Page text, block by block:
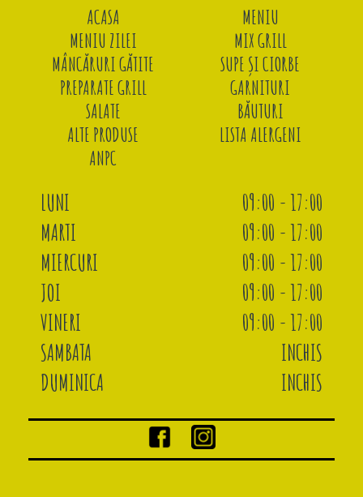
ACASA
MENIU
MENIU ZILEI
MIX GRILL
MÂNCĂRURI GĂTITE
SUPE ȘI CIORBE
PREPARATE GRILL
GARNITURI
SALATE
BĂUTURI
ALTE PRODUSE
LISTA ALERGENI
ANPC
LUNI
09:00 - 17:00
MARTI
09:00 - 17:00
MIERCURI
09:00 - 17:00
JOI
09:00 - 17:00
VINERI
09:00 - 17:00
SAMBATA
INCHIS
DUMINICA
INCHIS